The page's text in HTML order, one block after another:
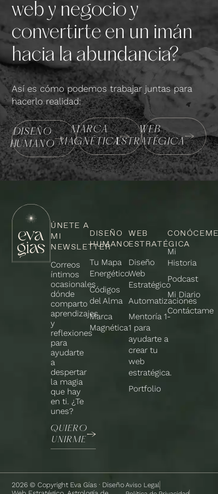
web y negocio y
convertirte en un imán
hacia la abundancia?
Así es cómo podemos trabajar juntas para
hacerlo realidad:
DISEÑO
HUMANO
MARCA
MAGNÉTICA
WEB
ESTRATÉGICA
ÚNETE A
MI
NEWSLETTER
Correos
íntimos
ocasionales
dónde
comparto
aprendizajes
y
reflexiones
para
ayudarte
a
despertar
la magia
que hay
en ti. ¿Te
unes?
QUIERO
UNIRME
DISEÑO
HUMANO
Tu Mapa
Energético
Códigos
del Alma
Marca
Magnética
WEB
ESTRATÉGICA
Diseño
Web
Estratégico
Automatizaciones
Mentoría 1-
1 para
ayudarte a
crear tu
web
estratégica.
Portfolio
Mi
Historia
Podcast
Mi Diario
Contáctame
2026 © Copyright Eva Gías · Diseño Aviso Legal